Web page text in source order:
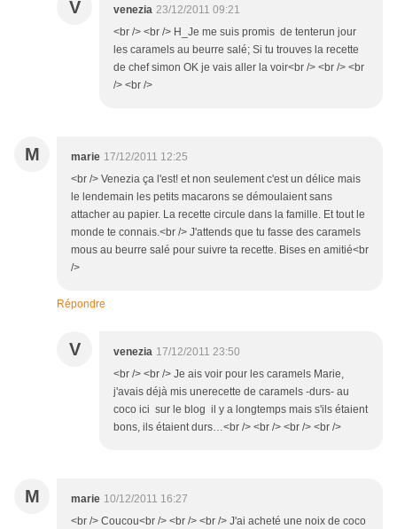
V venezia 23/12/2011 09:21
<br /> <br /> H_Je me suis promis de tenterun jour
les caramels au beurre salé; Si tu trouves la recette
de chef simon OK je vais aller la voir<br /> <br /> <br
/> <br />
M marie 17/12/2011 12:25
<br /> Venezia ça l'est! et non seulement c'est un délice mais
le lendemain les petits macarons se démoulaient sans
attacher au papier. La recette circule dans la famille. Et tout le
monde te connais.<br /> J'attends que tu fasse des caramels
mous au beurre salé pour suivre ta recette. Bises en amitié<br
/>
Répondre
V venezia 17/12/2011 23:50
<br /> <br /> Je ais voir pour les caramels Marie,
j'avais déjà mis unerecette de caramels -durs- au
coco ici sur le blog il y a longtemps mais s'ils étaient
bons, ils étaient durs…<br /> <br /> <br /> <br />
M marie 10/12/2011 16:27
<br /> Coucou<br /> <br /> <br /> J'ai acheté une noix de coco